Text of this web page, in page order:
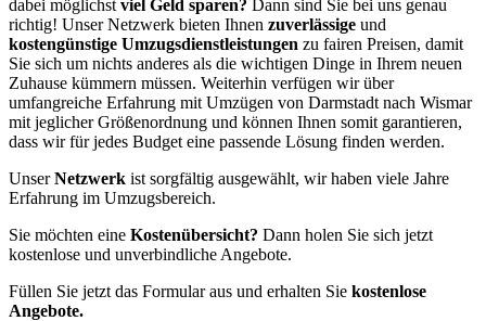
dabei möglichst viel Geld sparen? Dann sind Sie bei uns genau
richtig! Unser Netzwerk bieten Ihnen zuverlässige und
kostengünstige Umzugsdienstleistungen zu fairen Preisen, damit
Sie sich um nichts anderes als die wichtigen Dinge in Ihrem neuen
Zuhause kümmern müssen. Weiterhin verfügen wir über
umfangreiche Erfahrung mit Umzügen von Darmstadt nach Wismar
mit jeglicher Größenordnung und können Ihnen somit garantieren,
dass wir für jedes Budget eine passende Lösung finden werden.
UnserNetzwerk ist sorgfältig ausgewählt, wir haben viele Jahre
Erfahrung im Umzugsbereich.
Sie möchten eine Kostenübersicht? Dann holen Sie sich jetzt
kostenlose und unverbindliche Angebote.
Füllen Sie jetzt das Formular aus und erhalten Sie kostenlose
Angebote.